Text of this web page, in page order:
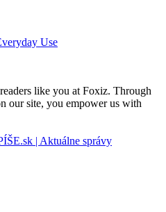
Use
like you at Foxiz. Through
our site, you empower us with